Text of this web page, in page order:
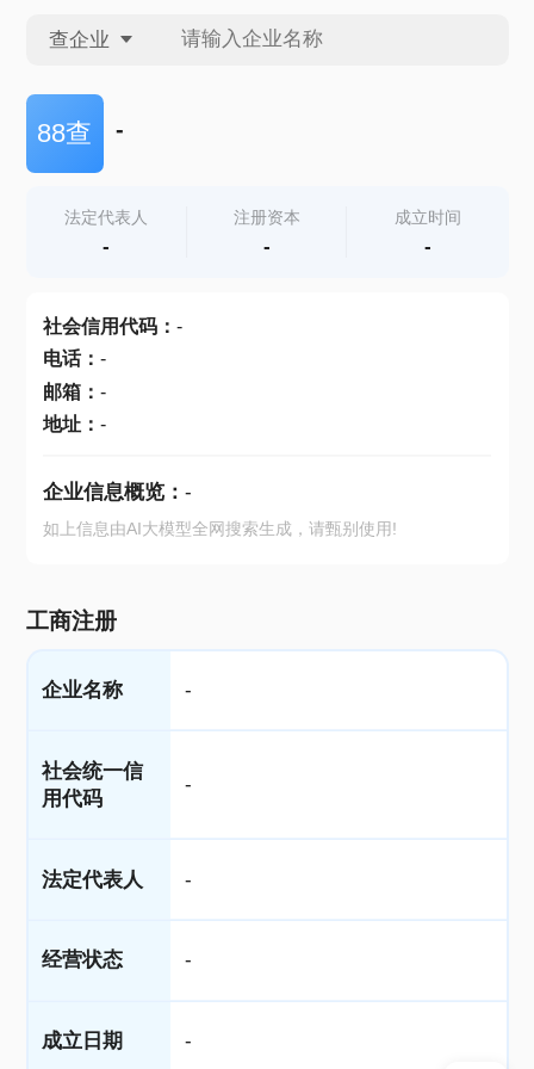
查企业
查企业
查产地
88查 -
法定代表人
-
注册资本
-
成立时间
-
社会信用代码： -
电话： -
邮箱： -
地址： -
企业信息概览： -
如上信息由AI大模型全网搜索生成，请甄别使用!
工商注册
企业名称 -
社会统一信
用代码
-
法定代表人 -
经营状态 -
成立日期 -